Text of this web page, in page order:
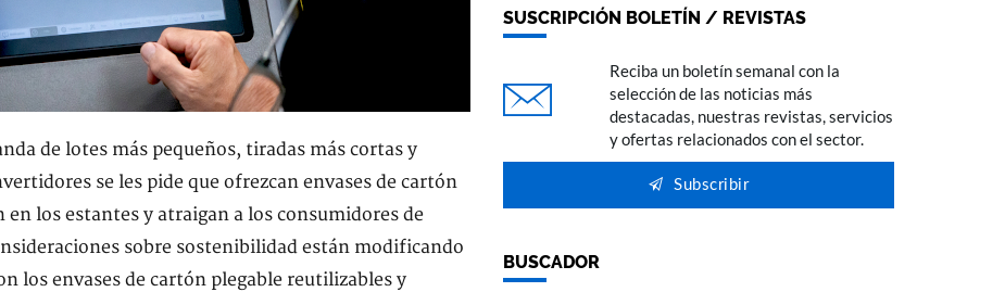
de lotes más pequeños, tiradas más cortas y
se les pide que ofrezcan envases de cartón
los estantes y atraigan a los consumidores de
sobre sostenibilidad están modificando
los envases de cartón plegable reutilizables y
SUSCRIPCIÓN BOLETÍN / REVISTAS
Reciba un boletín semanal con la
selección de las noticias más
destacadas, nuestras revistas, servicios
y ofertas relacionados con el sector.
Subscribir
BUSCADOR